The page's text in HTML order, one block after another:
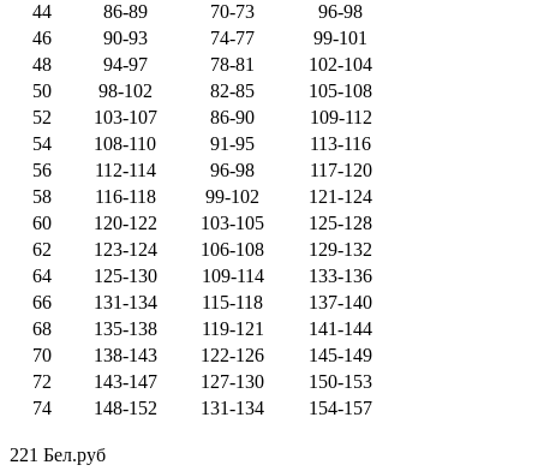
44
86-89 70-73
96-98
46
90-93 74-77
99-101
48
94-97 78-81
102-104
50
98-102 82-85
105-108
52
103-107 86-90
109-112
54
108-110 91-95
113-116
56
112-114 96-98
117-120
58
116-118 99-102
121-124
60
120-122 103-105
125-128
62
123-124 106-108
129-132
64
125-130 109-114
133-136
66
131-134 115-118
137-140
68
135-138 119-121
141-144
70
138-143 122-126
145-149
72
143-147 127-130
150-153
74
148-152 131-134 154-157
221 Бел.руб